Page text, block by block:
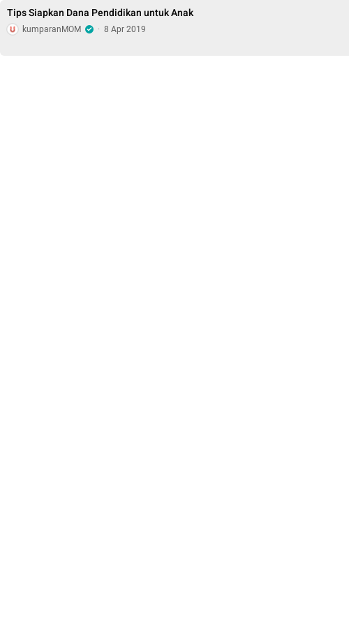
Tips Siapkan Dana Pendidikan untuk Anak
kumparanMOM · 8 Apr 2019